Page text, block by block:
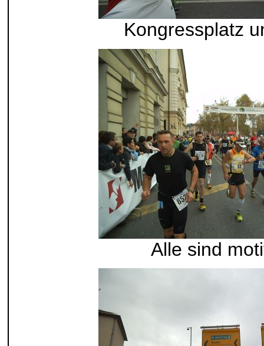
Kongressplatz
Alle sind